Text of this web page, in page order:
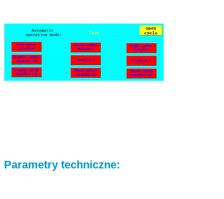
Parametry techniczne: